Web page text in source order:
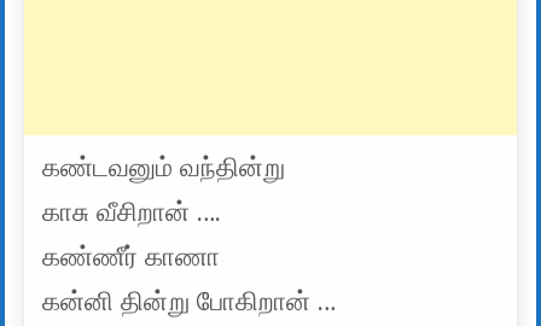
கண்டவனும் வந்தின்று
காசு வீசிறான் ….
கண்ணீர் காணா
கன்னி தின்று போகிறான் …